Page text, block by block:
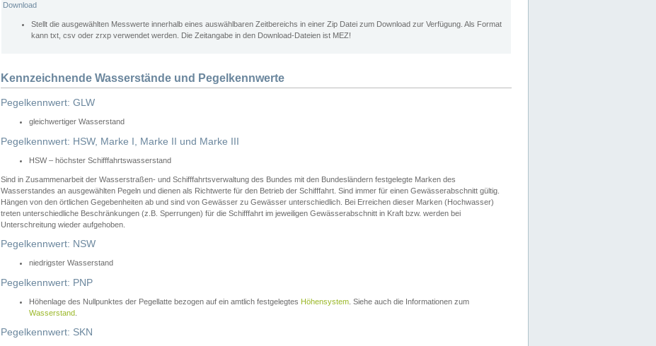
Download
Stellt die ausgewählten Messwerte innerhalb eines auswählbaren Zeitbereichs in einer Zip Datei zum Download zur Verfügung. Als Format
kann txt, csv oder zrxp verwendet werden. Die Zeitangabe in den Download-Dateien ist MEZ!
Kennzeichnende Wasserstände und Pegelkennwerte
Pegelkennwert: GLW
gleichwertiger Wasserstand
Pegelkennwert: HSW, Marke I, Marke II und Marke III
HSW – höchster Schifffahrtswasserstand
Sind in Zusammenarbeit der Wasserstraßen- und Schifffahrtsverwaltung des Bundes mit den Bundesländern festgelegte Marken des
Wasserstandes an ausgewählten Pegeln und dienen als Richtwerte für den Betrieb der Schifffahrt. Sind immer für einen Gewässerabschnitt gültig.
Hängen von den örtlichen Gegebenheiten ab und sind von Gewässer zu Gewässer unterschiedlich. Bei Erreichen dieser Marken (Hochwasser)
treten unterschiedliche Beschränkungen (z.B. Sperrungen) für die Schifffahrt im jeweiligen Gewässerabschnitt in Kraft bzw. werden bei
Unterschreitung wieder aufgehoben.
Pegelkennwert: NSW
niedrigster Wasserstand
Pegelkennwert: PNP
Höhenlage des Nullpunktes der Pegellatte bezogen auf ein amtlich festgelegtes Höhensystem . Siehe auch die Informationen zum
Wasserstand
Pegelkennwert: SKN